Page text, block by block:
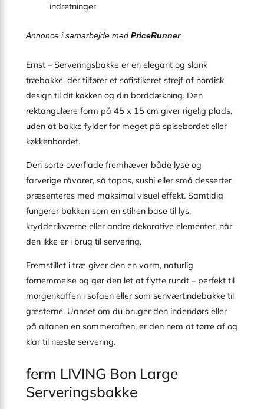
indretninger
Annonce i samarbejde med PriceRunner
Ernst – Serveringsbakke er en elegant og slank
træbakke, der tilfører et sofistikeret strejf af nordisk
design til dit køkken og din borddækning. Den
rektangulære form på 45 x 15 cm giver rigelig plads,
uden at bakke fylder for meget på spisebordet eller
køkkenbordet.
Den sorte overflade fremhæver både lyse og
farverige råvarer, så tapas, sushi eller små desserter
præsenteres med maksimal visuel effekt. Samtidig
fungerer bakken som en stilren base til lys,
krydderikværne eller andre dekorative elementer, når
den ikke er i brug til servering.
Fremstillet i træ giver den en varm, naturlig
fornemmelse og gør den let at flytte rundt – perfekt til
morgenkaffen i sofaen eller som senværtindebakke til
gæsterne. Uanset om du bruger den indendørs eller
på altanen en sommeraften, er den nem at tørre af og
klar til næste servering.
ferm LIVING Bon Large
Serveringsbakke